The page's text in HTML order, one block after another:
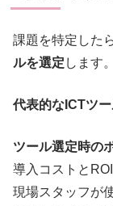
課題を特定した
ルを選定 します。
代表的なICTツ
ツール選定時の
導入コストと
現場スタッフが